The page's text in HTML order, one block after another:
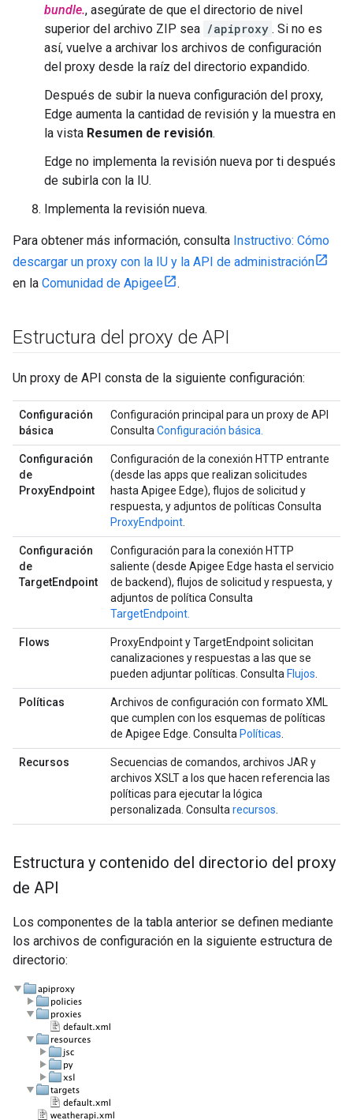
bundle., asegúrate de que el directorio de nivel
superior del archivo ZIP sea /apiproxy . Si no es
así, vuelve a archivar los archivos de configuración
del proxy desde la raíz del directorio expandido.
Después de subir la nueva configuración del proxy,
Edge aumenta la cantidad de revisión y la muestra en
la vista Resumen de revisión.
Edge no implementa la revisión nueva por ti después
de subirla con la IU.
Implementa la revisión nueva.
Para obtener más información, consulta Instructivo: Cómo
descargar un proxy con la IU y la API de administración
en la Comunidad de Apigee .
Estructura del proxy de API
Un proxy de API consta de la siguiente configuración:
Configuración
básica
Configuración principal para un proxy de API
Consulta Configuración básica.
Configuración
de
ProxyEndpoint
Configuración de la conexión HTTP entrante
(desde las apps que realizan solicitudes
hasta Apigee Edge), flujos de solicitud y
respuesta, y adjuntos de políticas Consulta
ProxyEndpoint
Configuración
de
TargetEndpoint
Configuración para la conexión HTTP
saliente (desde Apigee Edge hasta el servicio
de backend), flujos de solicitud y respuesta, y
adjuntos de política Consulta
TargetEndpoint.
Flows
ProxyEndpoint y TargetEndpoint solicitan
canalizaciones y respuestas a las que se
pueden adjuntar políticas. Consulta Flujos
Políticas
Archivos de configuración con formato XML
que cumplen con los esquemas de políticas
de Apigee Edge. Consulta Políticas
Recursos
Secuencias de comandos, archivos JAR y
archivos XSLT a los que hacen referencia las
políticas para ejecutar la lógica
personalizada. Consulta recursos
Estructura y contenido del directorio del proxy
de API
Los componentes de la tabla anterior se definen mediante
los archivos de configuración en la siguiente estructura de
directorio: